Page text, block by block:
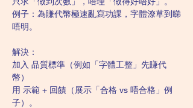
例子：為賺代幣極速亂寫功課，字體潦草到睇
唔明。
解決：
加入 品質標準（例如「字體工整」先賺代
幣）
用 示範 + 回饋（展示「合格 vs 唔合格」例
子）。